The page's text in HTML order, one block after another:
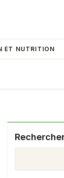
ET NUTRITION